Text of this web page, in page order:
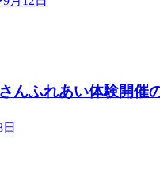
んふれあい体験開催